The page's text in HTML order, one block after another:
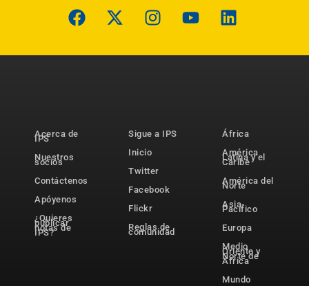
Acerca de
IPS
Nuestros
socios
Contáctenos
Apóyenos
¿Quieres
publicar
notas de
IPS?
Sigue a IPS
Inicio
Twitter
Facebook
Flickr
Reglas de
comunidad
África
América
Latina y el
Caribe
América del
Norte
Asia-
Pacífico
Europa
Medio
Oriente y
Norte de
África
Mundo